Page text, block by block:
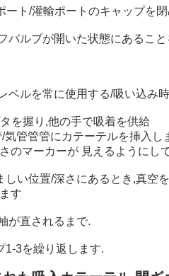
ート/灌輸ポートのキャップを
バルブが開いた状態にあるこ
ベルを常に使用する/吸い込み
を握り,他の手で吸着を供給
気管管管にカテーテルを挿入し
のマーカーが 見えるようにし
しい位置/深さにあるとき,真空
す
が直されるまで.
1-3を繰り返します.